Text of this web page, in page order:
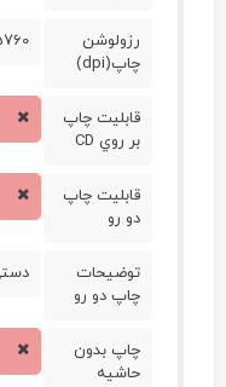
رزولوشن
چاپ(dpi)
× 1440dpi
قابليت چاپ
بر روي CD
قابليت چاپ
دو رو
توضيحات
چاپ دو رو
چاپ بدون
حاشيه